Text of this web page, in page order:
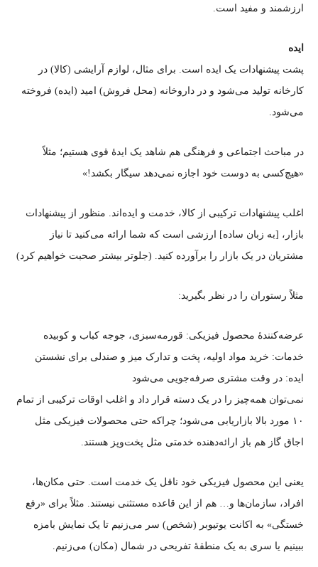
ارزشمند و مفید است.
ایده
پشت پیشنهادات یک ایده است. برای مثال، لوازم آرایشی (کالا) در
کارخانه تولید می‌شود و در داروخانه (محل فروش) امید (ایده) فروخته
می‌شود.
در مباحث اجتماعی و فرهنگی هم شاهد یک ایدهٔ قوی هستیم؛ مثلاً
«هیچ‌کسی به دوست خود اجازه نمی‌دهد سیگار بکشد!»
اغلب پیشنهادات ترکیبی از کالا، خدمت و ایده‌اند. منظور از پیشنهادات
بازار، [به زبان ساده] ارزشی است که شما ارائه می‌کنید تا نیاز
مشتریان در یک بازار را برآورده کنید. (جلوتر بیشتر صحبت خواهیم کرد)
مثلاً رستوران را در نظر بگیرید:
عرضه‌کنندهٔ محصول فیزیکی: قورمه‌سبزی، جوجه کباب و کوبیده
خدمات: خرید مواد اولیه، پخت و تدارک میز و صندلی برای نشستن
ایده: در وقت مشتری صرفه‌جویی می‌شود
نمی‌توان همه‌چیز را در یک دسته قرار داد و اغلب اوقات ترکیبی از تمام
۱۰ مورد بالا بازاریابی می‌شود؛ چراکه حتی محصولات فیزیکی مثل
اجاق گاز هم باز ارائه‌دهنده خدمتی مثل پخت‌وپز هستند.
یعنی این محصول فیزیکی خود ناقل یک خدمت است. حتی مکان‌ها،
افراد، سازمان‌ها و… هم از این قاعده مستثنی نیستند. مثلاً برای «رفع
خستگی» به اکانت یوتیوبر (شخص) سر می‌زنیم تا یک نمایش بامزه
ببینیم یا سری به یک منطقهٔ تفریحی در شمال (مکان) می‌زنیم.